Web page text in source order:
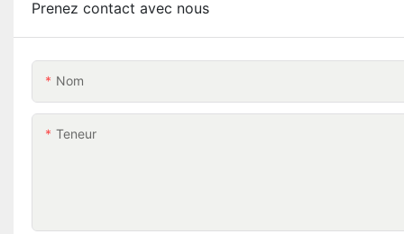
Prenez contact avec nous
Nom
Teneur